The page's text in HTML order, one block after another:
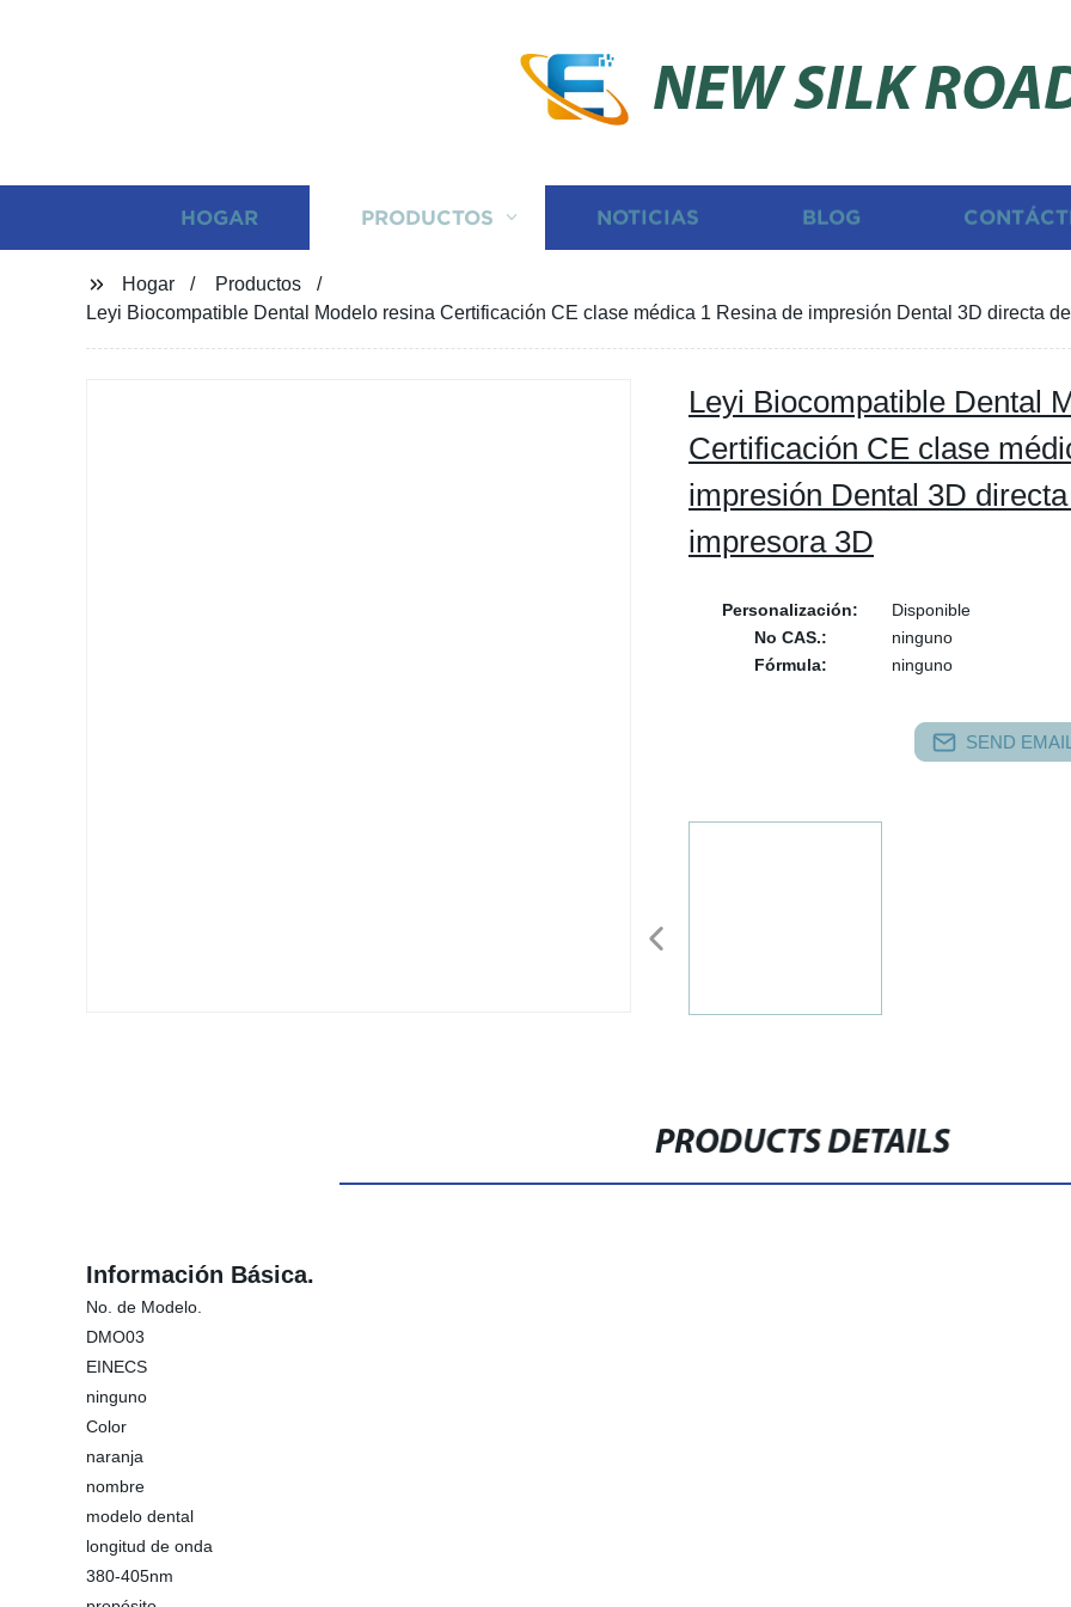
NEW SILK
HOGAR PRODUCTOS NOTICIAS BLOG
Hogar
Productos
Leyi Biocompatible Dental Modelo resina Certificación CE clase médica 1 Resina de impresión Dental 3D directa
Leyi Biocompatible Dental
Certificación CE clase
impresión Dental 3D
impresora 3D
Personalización:
Disponible
No CAS.:
ninguno
Fórmula:
ninguno
SEND
PRODUCTS DETAILS
Información Básica.
No. de Modelo.
DMO03
EINECS
ninguno
Color
naranja
nombre
modelo dental
longitud de onda
380-405nm